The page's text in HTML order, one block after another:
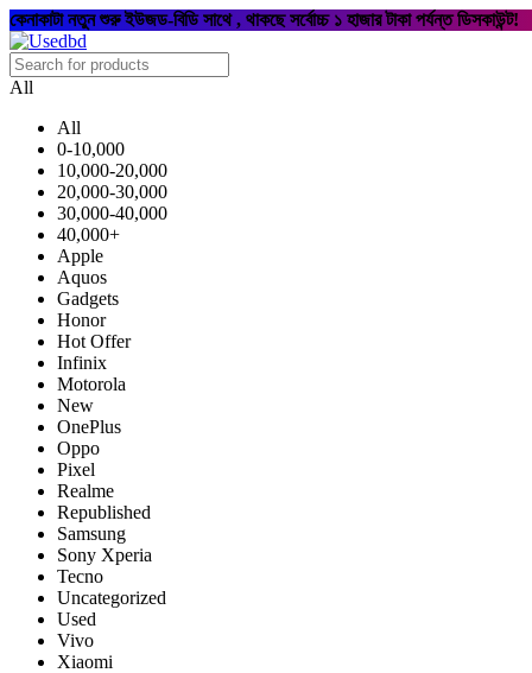
কেনাকাটা নতুন শুরু ইউজড-বিডি সাথে , থাকছে সর্বোচ্চ ১ হাজার টাকা পর্যন্ত ডিসকাউন্ট!
All
All
0-10,000
10,000-20,000
20,000-30,000
30,000-40,000
40,000+
Apple
Aquos
Gadgets
Honor
Hot Offer
Infinix
Motorola
New
OnePlus
Oppo
Pixel
Realme
Republished
Samsung
Sony Xperia
Tecno
Uncategorized
Used
Vivo
Xiaomi